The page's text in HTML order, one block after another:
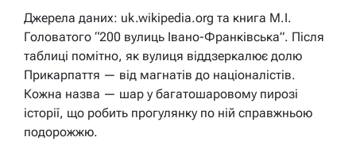
Джерела даних: uk.wikipedia.org та книга М.І.
Головатого “200 вулиць Івано-Франківська”. Після
таблиці помітно, як вулиця віддзеркалює долю
Прикарпаття — від магнатів до націоналістів.
Кожна назва — шар у багатошаровому пирозі
історії, що робить прогулянку по ній справжньою
подорожжю.